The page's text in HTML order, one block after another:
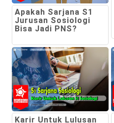
Apakah Sarjana S1
Jurusan Sosiologi
Bisa Jadi PNS?
Karir Untuk Lulusan